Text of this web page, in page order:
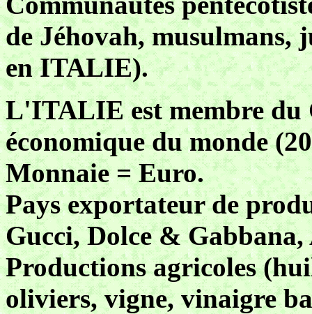
de Jéhovah, musulmans,
en ITALIE).
L'ITALIE est membre du
économique du monde
Monnaie = Euro.
Pays exportateur de
Gucci, Dolce &
Productions agricoles
oliviers, vigne, vinaigre